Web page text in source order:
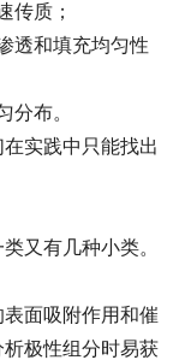
传质；
透和填充均匀性
分布。
实践中只能找出
又有几种小类。
面吸附作用和催
极性组分时易获